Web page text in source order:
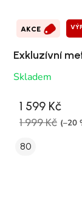
AKCE
Exkluzívní
Skladem
1 599 Kč
1 999 Kč (–20
80